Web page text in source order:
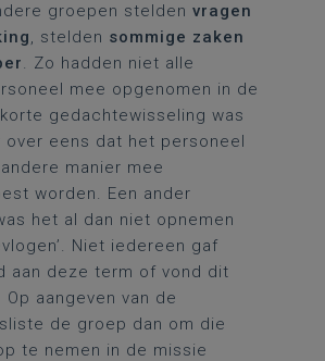
groepen stelden vragen
, stelden sommige zaken
. Zo hadden niet alle
mee opgenomen in de
gedachtewisseling was
eens dat het personeel
manier mee
worden. Een ander
het al dan niet opnemen
Niet iedereen gaf
aan deze term of vond dit
aangeven van de
de groep dan om die
te nemen in de missie